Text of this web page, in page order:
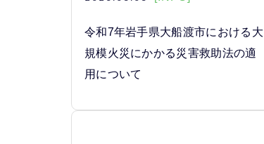
令和7年岩手県大船渡市における大
規模火災にかかる災害救助法の適
用について